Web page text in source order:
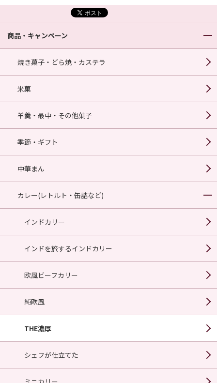
商品・キャンペーン
焼き菓子・どら焼・カステラ
米菓
羊羹・最中・その他菓子
季節・ギフト
中華まん
カレー(レトルト・缶詰など)
インドカリー
インドを旅するインドカリー
欧風ビーフカリー
純欧風
THE濃厚
シェフが仕立てた